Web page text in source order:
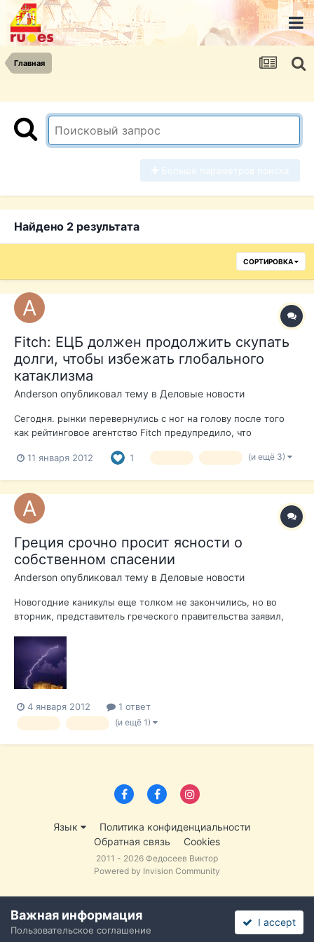
Главная
Найдено 2 результата
СОРТИРОВКА
Fitch: ЕЦБ должен продолжить скупать
долги, чтобы избежать глобального
катаклизма
Anderson опубликовал тему в Деловые новости
Сегодня. рынки перевернулись с ног на голову после того
как рейтинговое агентство Fitch предупредило, что
суверенных долгов, чтобы поддержать Италию и избежать
11 января 2012 1 (и ещё 3)
Греция срочно просит ясности о
собственном спасении
Anderson опубликовал тему в Деловые новости
Новогодние каникулы еще толком не закончились, но во
вторник, представитель греческого правительства заявил,
вопроса останется ли его страна в составе зоны евро.
Переговоры по Спасительному соглашению с ЕС должны
быть завершены или... В новы...
4 января 2012 1 ответ
(и ещё 1)
Язык
Политика конфиденциальности
Обратная связь
Cookies
2011 - 2026 Федосеев Виктор
Powered by Invision Community
Важная информация
Пользовательское соглашение
I accept